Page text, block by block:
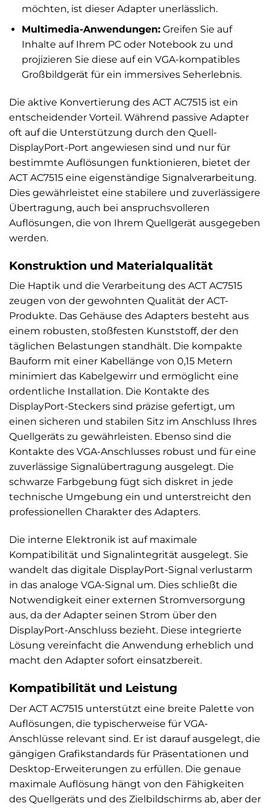
möchten, ist dieser Adapter unerlässlich.
Multimedia-Anwendungen:Greifen Sie auf
Inhalte auf Ihrem PC oder Notebook zu und
projizieren Sie diese auf ein VGA-kompatibles
Großbildgerät für ein immersives Seherlebnis.
Die aktive Konvertierung des ACT AC7515 ist ein
entscheidender Vorteil. Während passive Adapter
oft auf die Unterstützung durch den Quell-
DisplayPort-Port angewiesen sind und nur für
bestimmte Auflösungen funktionieren, bietet der
ACT AC7515 eine eigenständige Signalverarbeitung.
Dies gewährleistet eine stabilere und zuverlässigere
Übertragung, auch bei anspruchsvolleren
Auflösungen, die von Ihrem Quellgerät ausgegeben
werden.
Konstruktion und Materialqualität
Die Haptik und die Verarbeitung des ACT AC7515
zeugen von der gewohnten Qualität der ACT-
Produkte. Das Gehäuse des Adapters besteht aus
einem robusten, stoßfesten Kunststoff, der den
täglichen Belastungen standhält. Die kompakte
Bauform mit einer Kabellänge von 0,15 Metern
minimiert das Kabelgewirr und ermöglicht eine
ordentliche Installation. Die Kontakte des
DisplayPort-Steckers sind präzise gefertigt, um
einen sicheren und stabilen Sitz im Anschluss Ihres
Quellgeräts zu gewährleisten. Ebenso sind die
Kontakte des VGA-Anschlusses robust und für eine
zuverlässige Signalübertragung ausgelegt. Die
schwarze Farbgebung fügt sich diskret in jede
technische Umgebung ein und unterstreicht den
professionellen Charakter des Adapters.
Die interne Elektronik ist auf maximale
Kompatibilität und Signalintegrität ausgelegt. Sie
wandelt das digitale DisplayPort-Signal verlustarm
in das analoge VGA-Signal um. Dies schließt die
Notwendigkeit einer externen Stromversorgung
aus, da der Adapter seinen Strom über den
DisplayPort-Anschluss bezieht. Diese integrierte
Lösung vereinfacht die Anwendung erheblich und
macht den Adapter sofort einsatzbereit.
Kompatibilität und Leistung
Der ACT AC7515 unterstützt eine breite Palette von
Auflösungen, die typischerweise für VGA-
Anschlüsse relevant sind. Er ist darauf ausgelegt, die
gängigen Grafikstandards für Präsentationen und
Desktop-Erweiterungen zu erfüllen. Die genaue
maximale Auflösung hängt von den Fähigkeiten
des Quellgeräts und des Zielbildschirms ab, aber der